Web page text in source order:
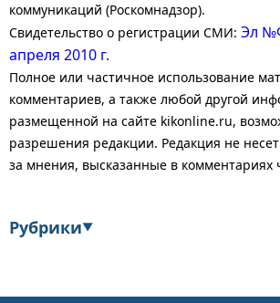
коммуникаций (Роскомнадзор).
Свидетельство о регистрации СМИ: Эл
апреля 2010 г.
Полное или частичное использование
комментариев, а также любой другой
размещенной на сайте kikonline.ru,
разрешения редакции. Редакция не несет
за мнения, высказанные в комментариях
Рубрики▼